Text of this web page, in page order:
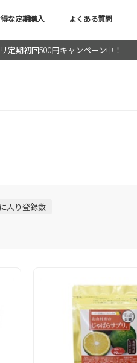
な定期購入 よくある質問
定期初回500円キャンペーン中！
入り登録数